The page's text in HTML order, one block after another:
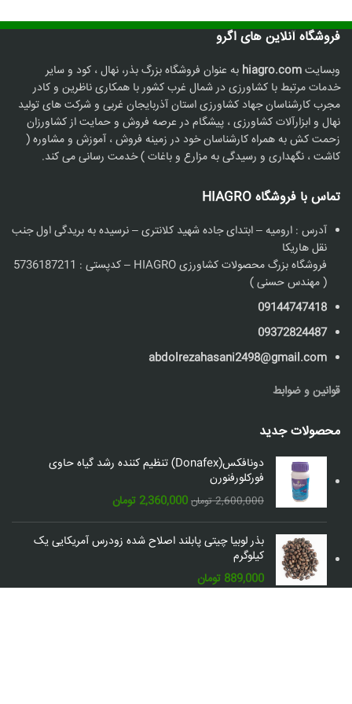
فروشگاه آنلاین های اگرو
وبسایتhiagro.com به عنوان فروشگاه بزرگ بذر، نهال ، کود و سایر
خدمات مرتبط با کشاورزی در شمال غرب کشور با همکاری ناظرین و کادر
مجرب کارشناسان جهاد کشاورزی استان آذربایجان غربی و شرکت های تولید
نهال و ابزارآلات کشاورزی ، پیشگام در عرصه فروش و حمایت از کشاورزان
زحمت کش به همراه کارشناسان خود در زمینه فروش ، آموزش و مشاوره (
کاشت ، نگهداری و رسیدگی به مزارع و باغات ) خدمت رسانی می کند.
تماس با فروشگاه HIAGRO
آدرس : ارومیه – ابتدای جاده شهید کلانتری – نرسیده به بریدگی اول جنب
نقل هاریکا
فروشگاه بزرگ محصولات کشاورزی HIAGRO – کدپستی : 5736187211
( مهندس حسنی )
09144747418
09372824487
abdolrezahasani2498@gmail.com
قوانین و ضوابط
محصولات جدید
دونافکس(Donafex) تنظیم کننده رشد گیاه حاوی
فورکلورفنورن
2,600,000 تومان قیمت
اصلی:
2,600,000 تومان
2,360,000 تومانقیمت
فعلی:
2,360,000 تومان.
بذر لوبیا چیتی پابلند اصلاح شده زودرس آمریکایی یک
کیلوگرم
889,000 تومان